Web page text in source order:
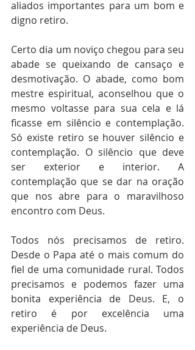
aliados importantes para um bom e
digno retiro.
Certo dia um noviço chegou para seu
abade se queixando de cansaço e
desmotivação. O abade, como bom
mestre espiritual, aconselhou que o
mesmo voltasse para sua cela e lá
ficasse em silêncio e contemplação.
Só existe retiro se houver silêncio e
contemplação. O silêncio que deve
ser exterior e interior. A
contemplação que se dar na oração
que nos abre para o maravilhoso
encontro com Deus.
Todos nós precisamos de retiro.
Desde o Papa até o mais comum do
fiel de uma comunidade rural. Todos
precisamos e podemos fazer uma
bonita experiência de Deus. E, o
retiro é por excelência uma
experiência de Deus.